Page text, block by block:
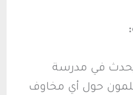
يحدث في مدرسة
حول أي مخاوف